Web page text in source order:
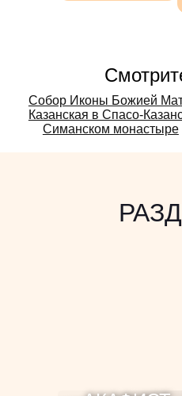
Смотрите
также:
Собор Иконы Божией
Казанская в Спасо-
Симанском монастыре